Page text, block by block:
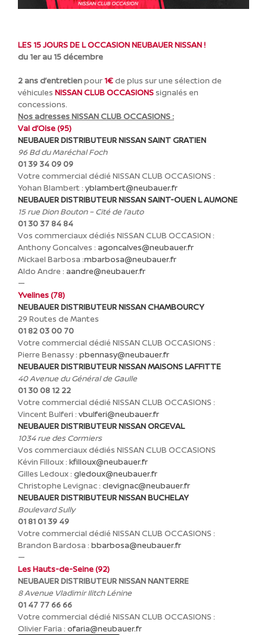
LES 15 JOURS DE L OCCASION NEUBAUER NISSAN !
du 1er au 15 décembre
2 ans d’entretienpour1€de plus sur une sélection de
véhicules NISSAN CLUB OCCASIONSsignalés en
concessions.
Nos adresses NISSAN CLUB OCCASIONS :
Val d’Oise (95)
NEUBAUER DISTRIBUTEUR NISSAN SAINT GRATIEN
96 Bd du Maréchal Foch
01 39 34 09 09
Votre commercial dédié NISSAN CLUB OCCASIONS :
Yohan Blambert : yblambert@neubauer.fr
NEUBAUER DISTRIBUTEUR NISSAN SAINT-OUEN L AUMONE
15 rue Dion Bouton – Cité de l’auto
01 30 37 84 84
Vos commerciaux dédiés NISSAN CLUB OCCASION :
Anthony Goncalves : agoncalves@neubauer.fr
Mickael Barbosa :mbarbosa@neubauer.fr
Aldo Andre : aandre@neubauer.fr
—
Yvelines (78)
NEUBAUER DISTRIBUTEUR NISSAN CHAMBOURCY
29 Routes de Mantes
01 82 03 00 70
Votre commercial dédié NISSAN CLUB OCCASIONS :
Pierre Benassy : pbennasy@neubauer.fr
NEUBAUER DISTRIBUTEUR NISSAN MAISONS LAFFITTE
40 Avenue du Général de Gaulle
01 30 08 12 22
Votre commercial dédié NISSAN CLUB OCCASIONS :
Vincent Bulferi : vbulferi@neubauer.fr
NEUBAUER DISTRIBUTEUR NISSAN ORGEVAL
1034 rue des Cormiers
Vos commerciaux dédiés NISSAN CLUB OCCASIONS
Kévin Filloux : kfilloux@neubauer.fr
Gilles Ledoux : gledoux@neubauer.fr
Christophe Levignac : clevignac@neubauer.fr
NEUBAUER DISTRIBUTEUR NISSAN BUCHELAY
Boulevard Sully
01 81 01 39 49
Votre commercial dédié NISSAN CLUB OCCASIONS :
Brandon Bardosa : bbarbosa@neubauer.fr
—
Les Hauts-de-Seine (92)
NEUBAUER DISTRIBUTEUR NISSAN NANTERRE
8 Avenue Vladimir Ilitch Lénine
01 47 77 66 66
Votre commercial dédié NISSAN CLUB OCCASIONS :
Olivier Faria : ofaria@neubauer.fr